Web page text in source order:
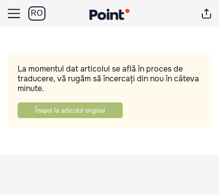
RO
La momentul dat articolul se află în proces de
traducere, vă rugăm să încercați din nou în câteva
minute.
Înapoi la articolul original